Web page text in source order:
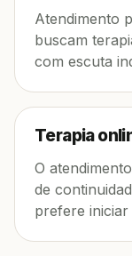
Atendimento
buscam
com escuta
Terapia
O
de
prefere